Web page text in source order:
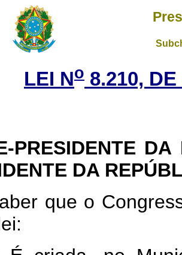
LEI No 8.210,
PRESIDENTE DA
DA
que o